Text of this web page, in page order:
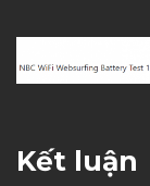
Kết luận